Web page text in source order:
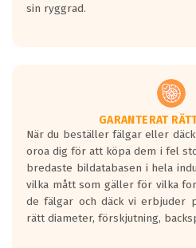
sin ryggrad.
GARANTERAT
När du beställer fälgar eller
oroa dig för att köpa dem i fel
bredaste bildatabasen i hela
vilka mått som gäller för vilka
de fälgar och däck vi erbjuder
rätt diameter, förskjutning,